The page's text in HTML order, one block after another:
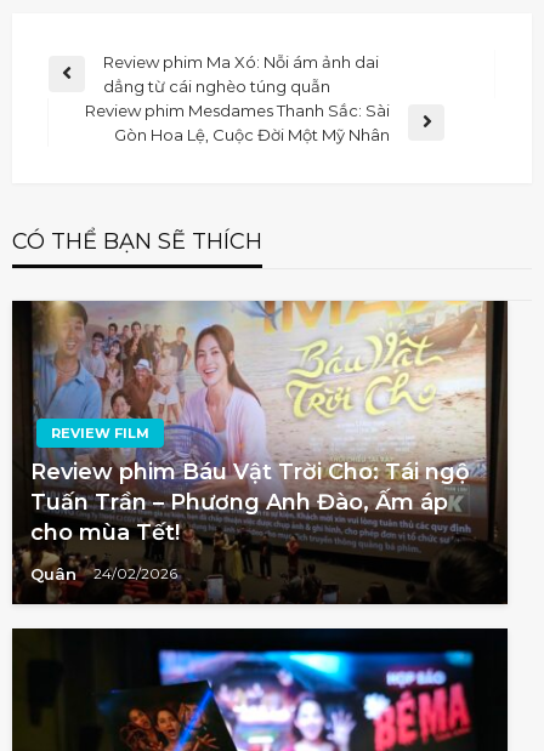
Review phim Ma Xó: Nỗi ám ảnh dai
dẳng từ cái nghèo túng quẫn
Review phim Mesdames Thanh Sắc: Sài
Gòn Hoa Lệ, Cuộc Đời Một Mỹ Nhân
CÓ THỂ BẠN SẼ THÍCH
REVIEW FILM
Review phim Báu Vật Trời Cho: Tái ngộ
Tuấn Trần – Phương Anh Đào, Ấm áp
cho mùa Tết!
Quân 24/02/2026